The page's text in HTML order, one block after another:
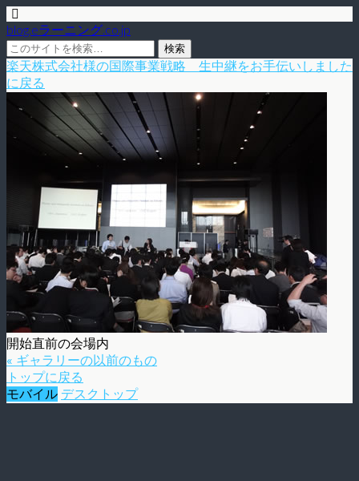
blog.eラーニング.co.jp
楽天株式会社様の国際事業戦略 生中継をお手伝いしました
に戻る
開始直前の会場内
« ギャラリーの以前のもの
トップに戻る
モバイル デスクトップ